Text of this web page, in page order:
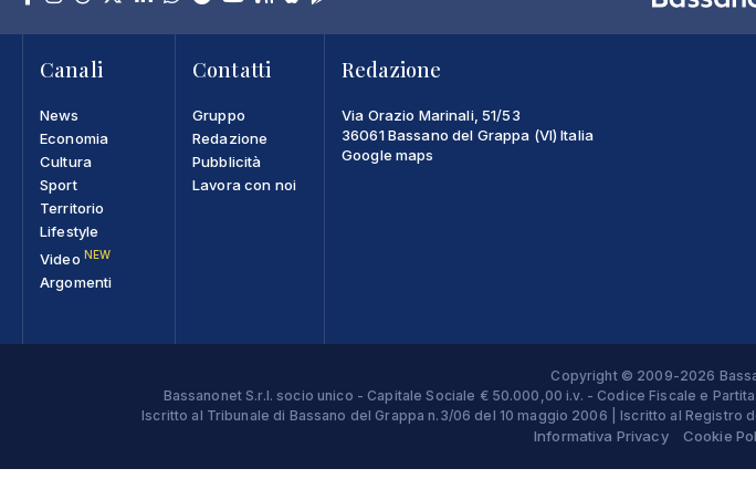
Canali
News
Economia
Cultura
Sport
Territorio
Lifestyle
Video NEW
Argomenti
Contatti
Gruppo
Redazione
Pubblicità
Lavora con noi
Redazione
Via Orazio Marinali, 51/53
36061 Bassano del Grappa (VI) Italia
Google maps
Copyright © 2009-2026
Bassanonet S.r.l. socio unico - Capitale Sociale € 50.000,00 i.v. - Codice Fiscale e
Iscritto al Tribunale di Bassano del Grappa n.3/06 del 10 maggio 2006 | Iscritto al
Informativa Privacy Cookie